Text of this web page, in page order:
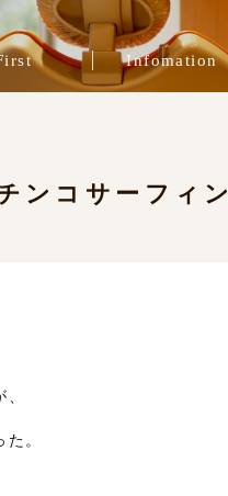
Infomation
症例ブログ
ブログ
スタッフ紹介
治療費
ンコサーフィン
。